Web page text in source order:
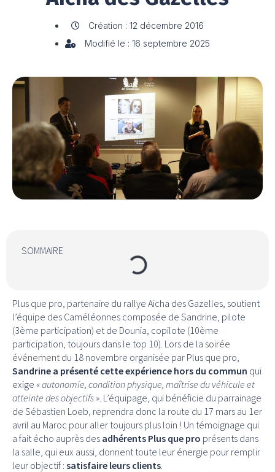
Création : 12 décembre 2016
Modifié le : 16 septembre 2025
Plus que pro, partenaire du rallye Aïcha des Gazelles, soutient
l’équipe des Caméléonnes composée de Sandrine, pilote
(3ème participation) et de Dounia, copilote (10ème
participation, toujours dans le top 10). Lors de la soirée
événement du 18 novembre organisée par Plus que pro,
Sandrine a présenté cette expérience hors du commun qui
exige « autonomie, condition physique, maîtrise du véhicule et
atteinte des objectifs » . L’équipage, qui bénéficie du parrainage
de Sébastien Loeb, reprendra donc la route du 17 mars au 1er
avril au Maroc pour aller toujours plus loin ! Un témoignage qui
a fait écho auprès des adhérents Plus que pro présents dans
la salle, qui eux aussi, donnent toute leur énergie pour remplir
leur objectif : satisfaire leurs clients
SOMMAIRE